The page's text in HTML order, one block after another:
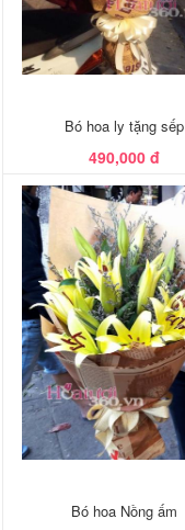
Bó hoa ly tặng sếp
490,000 đ
Bó hoa Nồng ấm